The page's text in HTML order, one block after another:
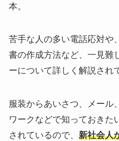
本。
苦手な人の多い電話応対や
書の作成方法など、一見難
ーについて詳しく解説され
服装からあいさつ、メール
ワークなどで知っておきた
されているので、 新社会人